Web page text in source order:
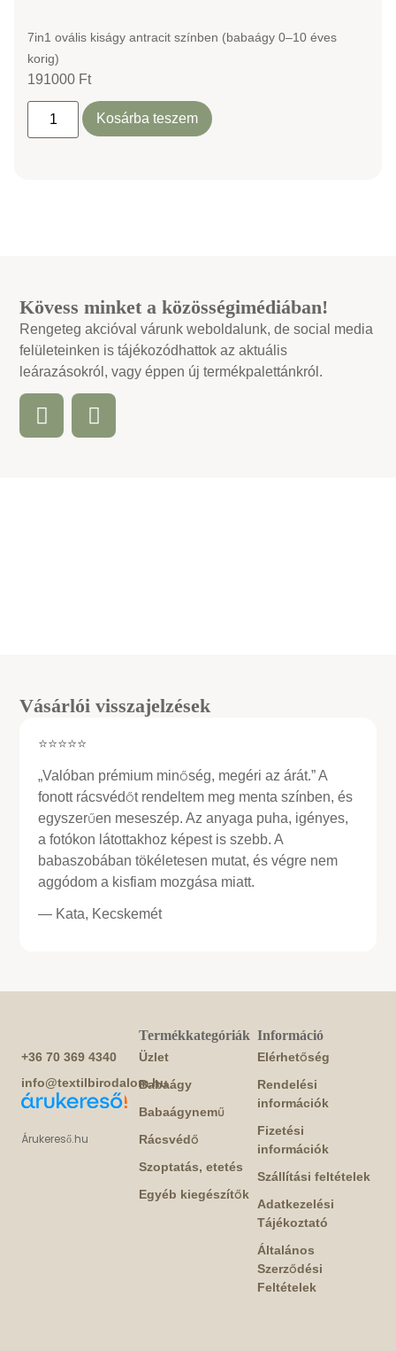
7in1 ovális kiságy antracit színben (babaágy 0–10 éves
korig)
191000 Ft
Kosárba teszem
Kövess minket a közösségimédiában!
Rengeteg akcióval várunk weboldalunk, de social media
felületeinken is tájékozódhattok az aktuális
leárazásokról, vagy éppen új termékpalettánkról.
Vásárlói visszajelzések
⭐⭐⭐⭐⭐
„Valóban prémium minőség, megéri az árát.” A
fonott rácsvédőt rendeltem meg menta színben, és
egyszerűen meseszép. Az anyaga puha, igényes,
a fotókon látottakhoz képest is szebb. A
babaszobában tökéletesen mutat, és végre nem
aggódom a kisfiam mozgása miatt.
— Kata, Kecskemét
+36 70 369 4340
info@textilbirodalom.hu
Árukereső.hu
Termékkategóriák
Üzlet
Babaágy
Babaágynemű
Rácsvédő
Szoptatás, etetés
Egyéb kiegészítők
Információ
Elérhetőség
Rendelési
információk
Fizetési
információk
Szállítási feltételek
Adatkezelési
Tájékoztató
Általános
Szerződési
Feltételek